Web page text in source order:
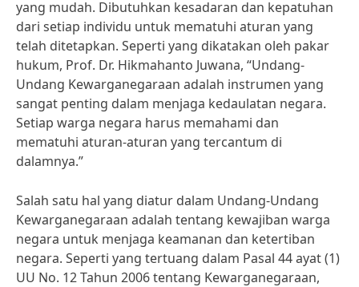
yang mudah. Dibutuhkan kesadaran dan kepatuhan
dari setiap individu untuk mematuhi aturan yang
telah ditetapkan. Seperti yang dikatakan oleh pakar
hukum, Prof. Dr. Hikmahanto Juwana, “Undang-
Undang Kewarganegaraan adalah instrumen yang
sangat penting dalam menjaga kedaulatan negara.
Setiap warga negara harus memahami dan
mematuhi aturan-aturan yang tercantum di
dalamnya.”
Salah satu hal yang diatur dalam Undang-Undang
Kewarganegaraan adalah tentang kewajiban warga
negara untuk menjaga keamanan dan ketertiban
negara. Seperti yang tertuang dalam Pasal 44 ayat (1)
UU No. 12 Tahun 2006 tentang Kewarganegaraan,